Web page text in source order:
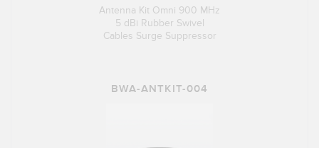
Antenna Kit Omni 900 MHz
5 dBi Rubber Swivel
Cables Surge Suppressor
BWA-ANTKIT-004